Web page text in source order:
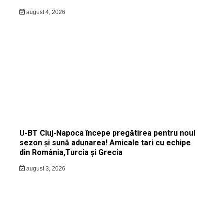
august 4, 2026
U-BT Cluj-Napoca începe pregătirea pentru noul
sezon și sună adunarea! Amicale tari cu echipe
din România,Turcia și Grecia
august 3, 2026